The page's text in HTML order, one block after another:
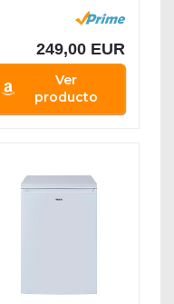
Frigorífico de Una
249,00 EUR
Ver
producto